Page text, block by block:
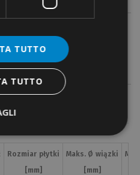
Rozmiar płytki
[mm]
Maks. Ø wiązki
[mm]
Min
TUTTO
TUTTO